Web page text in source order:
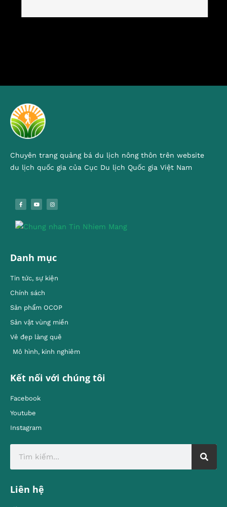
Chuyên trang quảng bá du lịch nông thôn trên website
du lịch quốc gia của Cục Du lịch Quốc gia Việt Nam
Danh mục
Tin tức, sự kiện
Chính sách
Sản phẩm OCOP
Sản vật vùng miền
Vẻ đẹp làng quê
Mô hình, kinh nghiêm
Kết nối với chúng tôi
Facebook
Youtube
Instagram
Liên hệ